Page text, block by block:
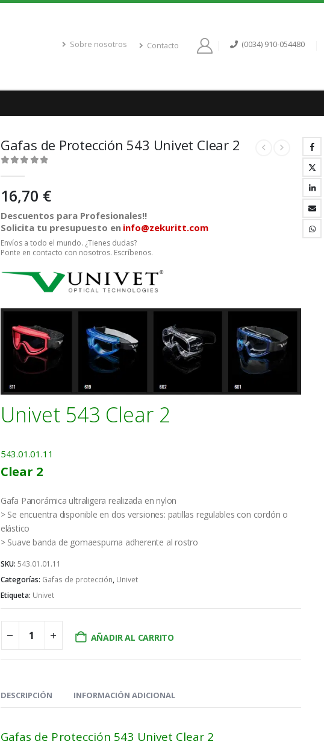
Sobre nosotros Contacto (0034) 910-054480
Gafas de Protección 543 Univet Clear 2
16,70 €
Descuentos para Profesionales!!
Solicita tu presupuesto en info@zekuritt.com
Envíos a todo el mundo. ¿Tienes dudas?
Ponte en contacto con nosotros. Escríbenos.
Univet 543 Clear 2
543.01.01.11
Clear 2
Gafa Panorámica ultraligera realizada en nylon
> Se encuentra disponible en dos versiones: patillas regulables con cordón o
elástico
> Suave banda de gomaespuma adherente al rostro
SKU: 543.01.01.11
Categorías: Gafas de protección, Univet
Etiqueta: Univet
AÑADIR AL CARRITO
DESCRIPCIÓN INFORMACIÓN ADICIONAL
Gafas de Protección 543 Univet Clear 2